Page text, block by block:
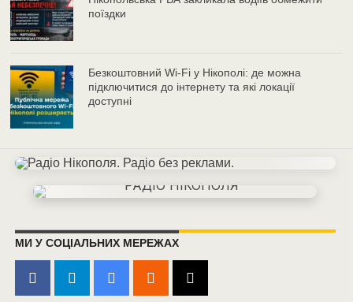
поїздки
Безкоштовний Wi-Fi у Нікополі: де можна
підключитися до інтернету та які локації
доступні
МИ У СОЦІАЛЬНИХ МЕРЕЖАХ